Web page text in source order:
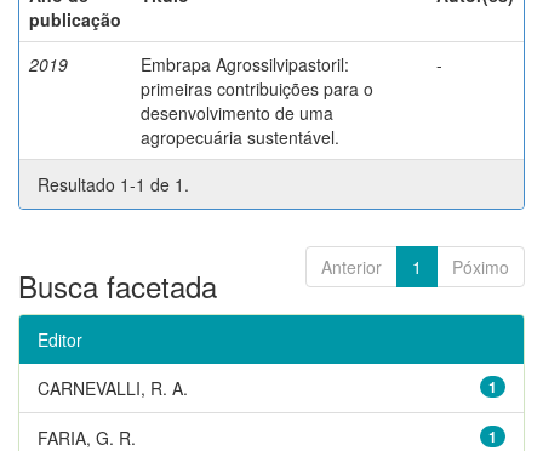
publicação
2019
Embrapa Agrossilvipastoril:
primeiras contribuições para o
desenvolvimento de uma
agropecuária sustentável.
-
Resultado 1-1 de 1.
Anterior 1 Póximo
Busca facetada
Editor
1
CARNEVALLI, R. A.
1
FARIA, G. R.